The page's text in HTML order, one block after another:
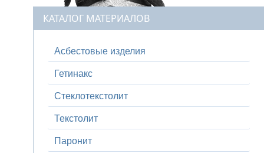
КАТАЛОГ МАТЕРИАЛОВ
Асбестовые изделия
Гетинакс
Стеклотекстолит
Текстолит
Паронит